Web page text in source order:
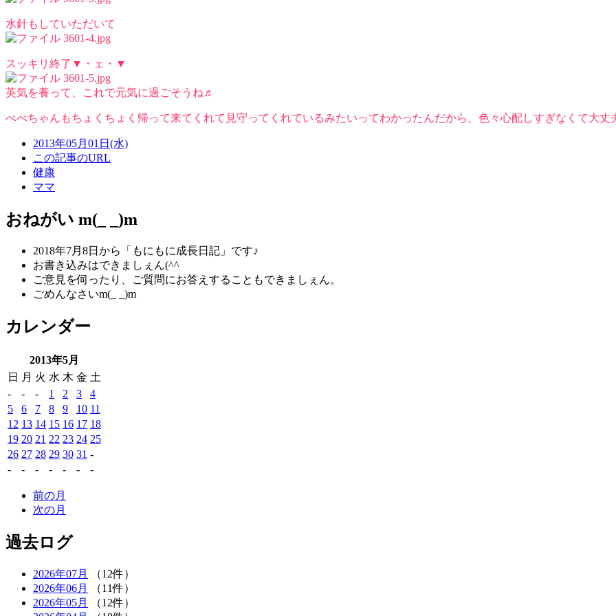
水針もしていただいて
スッキリ終了▼・ェ・▼
英気を養って、これで元気に過ごそうね♬
べべちゃんもちょくちょく帰って来てくれて見守ってくれているみたいってわかったんだから、色々心配しすぎなくて
2013年05月01日(水)
この記事のURL
健康
ママ
おねがい m(_ _)m
2018年7月8日から「もにもに成長日記」です♪
お書き込みはできましぇん(^^ゞ
ご意見を伺ったり、ご質問にお答えすることもできましぇん。
ごめんなさいm(_ _)m
カレンダー
2013年5月
日
月 火 水 木 金 土
-
- - 1 2 3
4
5
6 7 8 9 10 11
12 13 14 15 16 17 18
19 20 21 22 23 24 25
26 27 28 29 30 31 -
-
- - - - - -
前の月
次の月
過去ログ
2026年07月
（12件）
2026年06月
（11件）
2026年05月
（12件）